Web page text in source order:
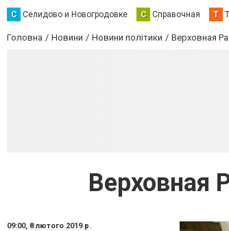
С Селидово и Новогродовке С Справочная Т
Головна Новини Новини політики Верховная
Верховная
09:00, 8 лютого 2019 р.